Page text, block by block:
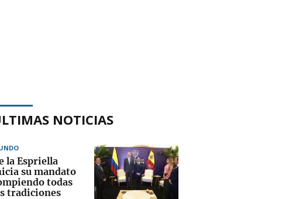
NOTICIAS
la Espriella
su mandato
todas
tradiciones